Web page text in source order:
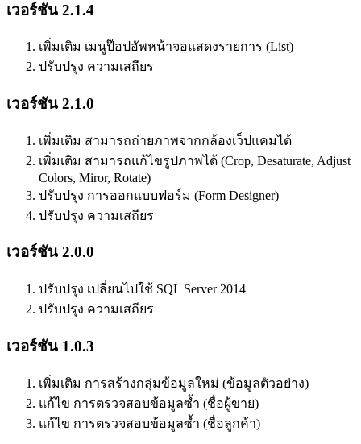
เวอร์ชัน 2.1.4
เพิ่มเติม เมนูป๊อปอัพหน้าจอแสดงรายการ (List)
ปรับปรุง ความเสถียร
เวอร์ชัน 2.1.0
เพิ่มเติม สามารถถ่ายภาพจากกล้องเว็ปแคมได้
เพิ่มเติม สามารถแก้ไขรูปภาพได้ (Crop, Desaturate, Adjust
Colors, Miror, Rotate)
ปรับปรุง การออกแบบฟอร์ม (Form Designer)
ปรับปรุง ความเสถียร
เวอร์ชัน 2.0.0
ปรับปรุง เปลี่ยนไปใช้ SQL Server 2014
ปรับปรุง ความเสถียร
เวอร์ชัน 1.0.3
เพิ่มเติม การสร้างกลุ่มข้อมูลใหม่ (ข้อมูลตัวอย่าง)
แก้ไข การตรวจสอบข้อมูลซ้ำ (ชื่อผู้ขาย)
แก้ไข การตรวจสอบข้อมูลซ้ำ (ชื่อลูกค้า)